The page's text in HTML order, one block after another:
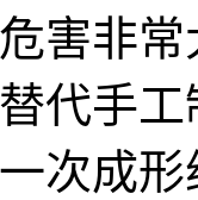
害非
代手
次成